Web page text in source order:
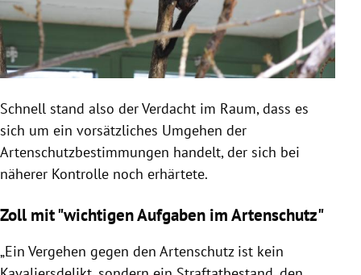
Schnell stand also der Verdacht im Raum, dass es
sich um ein vorsätzliches Umgehen der
Artenschutzbestimmungen handelt, der sich bei
näherer Kontrolle noch erhärtete.
Zoll mit "wichtigen Aufgaben im Artenschutz"
„Ein Vergehen gegen den Artenschutz ist kein